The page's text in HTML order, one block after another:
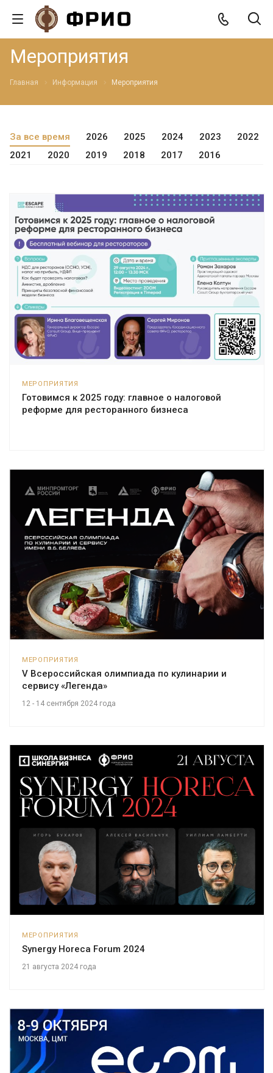
Мероприятия
Главная Информация Мероприятия
За все время 2026 2025 2024 2023
2022
2021
2020 2019 2018 2017 2016
МЕРОПРИЯТИЯ
Готовимся к 2025 году: главное о налоговой
реформе для ресторанного бизнеса
МЕРОПРИЯТИЯ
V Всероссийская олимпиада по кулинарии и
сервису «Легенда»
12 - 14 сентября 2024 года
МЕРОПРИЯТИЯ
Synergy Horeca Forum 2024
21 августа 2024 года